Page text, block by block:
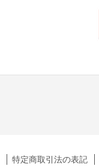
特定商取引法の表記